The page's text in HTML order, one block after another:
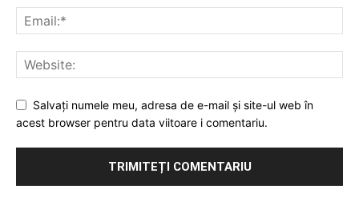
Salvați numele meu, adresa de e-mail și site-ul web în
acest browser pentru data viitoare i comentariu.